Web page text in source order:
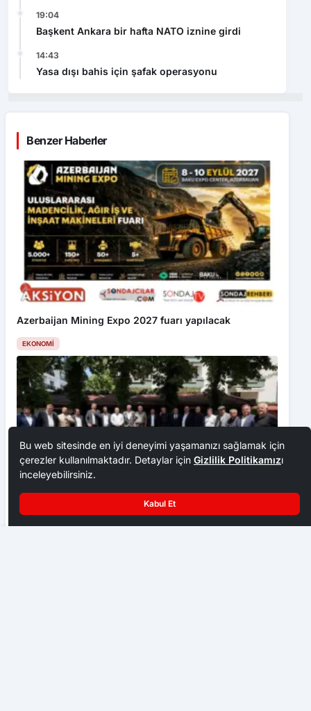
19:04
Başkent Ankara bir hafta NATO iznine girdi
14:43
Yasa dışı bahis için şafak operasyonu
Benzer Haberler
Azerbaijan Mining Expo 2027 fuarı yapılacak
EKONOMI
Ankara Ziraat Odaları; hububat alım fiyatları çiftçimizi
Bu web sitesinde en iyi deneyimi yaşamanızı sağlamak için
çerezler kullanılmaktadır. Detaylar için Gizlilik Politikamızı
inceleyebilirsiniz.
Kabul Et